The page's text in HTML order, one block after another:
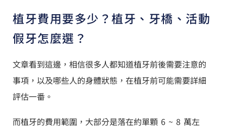
植牙費用要多少？植牙、牙橋、活動
假牙怎麼選？
文章看到這邊，相信很多人都知道植牙前後需要注意的
事項，以及哪些人的身體狀態，在植牙前可能需要詳細
評估一番。
而植牙的費用範圍，大部分是落在約單顆 6 ~ 8 萬左